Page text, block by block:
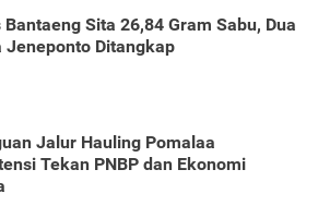
Bantaeng Sita 26,84 Gram Sabu, Dua
Jeneponto Ditangkap
Jalur Hauling Pomalaa
Tekan PNBP dan Ekonomi